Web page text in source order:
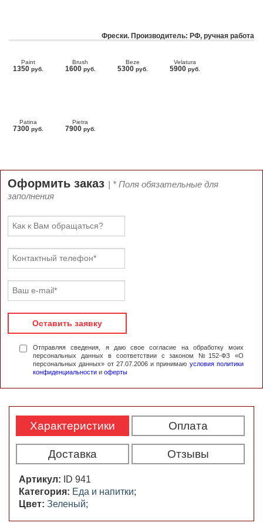
Фрески. Производитель: РФ, ручная работа
Paint
1350 руб.
Brush
1600 руб.
Beze
5300 руб.
Velatura
5900 руб.
Patina
7300 руб.
Pietra
7900 руб.
Оформить заказ | * Поля обязательные для
заполнения
Оставить заявку
Отправляя сведения, я даю свое согласие на обработку моих
персональных данных в соответствии с законом №152-ФЗ «О
персональных данных» от 27.07.2006 и принимаю условия политики
конфиденциальности и оферты
Характеристики Оплата
Доставка Отзывы
Артикул:
ID 941
Категория: Еда и напитки;
Цвет: Зеленый;